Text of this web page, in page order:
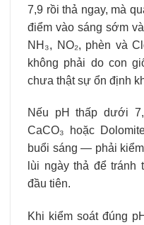
7,9 rồi thả ngay, mà
điểm vào sáng sớm
NH₃, NO₂, phèn và
không phải do con
chưa thật sự ổn định
Nếu pH thấp dưới
CaCO₃ hoặc
buổi sáng — phải
lùi ngày thả để
đầu tiên.
Khi kiểm soát đúng